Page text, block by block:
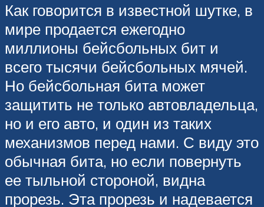
Как говорится в известной шутке, в
мире продается ежегодно
миллионы бейсбольных бит и
всего тысячи бейсбольных мячей.
Но бейсбольная бита может
защитить не только автовладельца,
но и его авто, и один из таких
механизмов перед нами. С виду это
обычная бита, но если повернуть
ее тыльной стороной, видна
прорезь. Эта прорезь и надевается